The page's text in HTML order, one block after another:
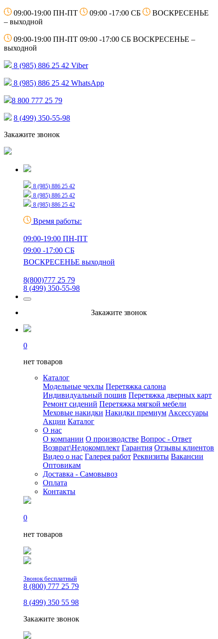
09:00-19:00 ПН-ПТ 09:00 -17:00 СБ
ВОСКРЕСЕНЬЕ
– выходной
09:00-19:00 ПН-ПТ 09:00 -17:00 СБ ВОСКРЕСЕНЬЕ –
выходной
8 (985) 886 25 42 Viber
8 (985) 886 25 42 WhatsApp
8 800 777 25 79
8 (499) 350-55-98
Закажите звонок
8 (985) 886 25 42
8 (985) 886 25 42
8 (985) 886 25 42
Время работы:
09:00-19:00 ПН-ПТ
09:00 -17:00 СБ
ВОСКРЕСЕНЬЕ выходной
8(800)777 25 79
8 (499) 350-55-98
Закажите звонок
0
нет товаров
Каталог
Модельные чехлы Перетяжка салона
Индивидуальный пошив Перетяжка дверных карт
Ремонт сидений Перетяжка мягкой мебели
Меховые накидки Накидки премиум Аксессуары
Акции Каталог
О нас
О компании О производстве Вопрос - Ответ
Возврат\Недокомплект Гарантия Отзывы клиентов
Видео о нас Галерея работ Реквизиты Вакансии
Оптовикам
Доставка - Самовывоз
Оплата
Контакты
0
нет товаров
Звонок бесплатный
8 (800) 777 25 79
8 (499) 350 55 98
Закажите звонок